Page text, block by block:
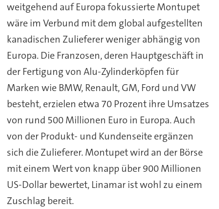
weitgehend auf Europa fokussierte Montupet
wäre im Verbund mit dem global aufgestellten
kanadischen Zulieferer weniger abhängig von
Europa. Die Franzosen, deren Hauptgeschäft in
der Fertigung von Alu-Zylinderköpfen für
Marken wie BMW, Renault, GM, Ford und VW
besteht, erzielen etwa 70 Prozent ihre Umsatzes
von rund 500 Millionen Euro in Europa. Auch
von der Produkt- und Kundenseite ergänzen
sich die Zulieferer. Montupet wird an der Börse
mit einem Wert von knapp über 900 Millionen
US-Dollar bewertet, Linamar ist wohl zu einem
Zuschlag bereit.